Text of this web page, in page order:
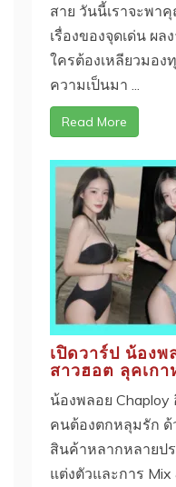
สาย วันนี้เราจะพา
เรื่องของจุดเด่น ผ
ใครต้องเหลียวมอง
ความเป็นมา ...
Read More
เปิดวาร์ป น้อง
สาวฮอต ลุคเก
น้องพลอย Chaploy
คนต้องตกหลุมรัก ด้
สินค้าหลากหลายป
แต่งตัวและการ